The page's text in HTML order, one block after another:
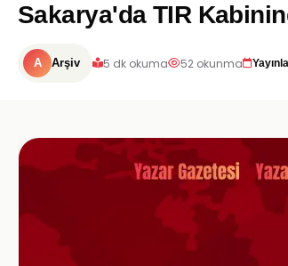
Sakarya'da TIR
A Arşiv 5 dk okuma 52 okunma